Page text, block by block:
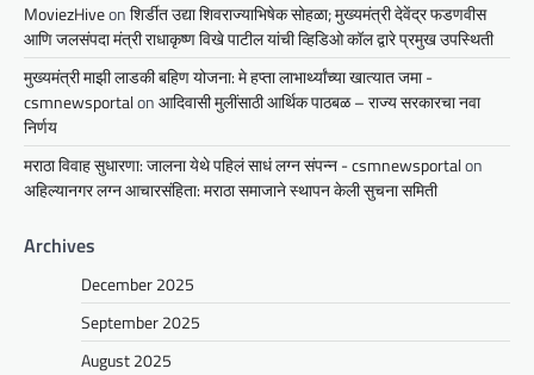
MoviezHiveonशिर्डीत उद्या शिवराज्याभिषेक सोहळा; मुख्यमंत्री देवेंद्र फडणवीस
आणि जलसंपदा मंत्री राधाकृष्ण विखे पाटील यांची व्हिडिओ कॉल द्वारे प्रमुख उपस्थिती
मुख्यमंत्री माझी लाडकी बहिण योजना: मे हप्ता लाभार्थ्यांच्या खात्यात जमा -
csmnewsportalonआदिवासी मुलींसाठी आर्थिक पाठबळ – राज्य सरकारचा नवा
निर्णय
मराठा विवाह सुधारणा: जालना येथे पहिलं साधं लग्न संपन्न - csmnewsportalon
अहिल्यानगर लग्न आचारसंहिता: मराठा समाजाने स्थापन केली सुचना समिती
Archives
December 2025
September 2025
August 2025